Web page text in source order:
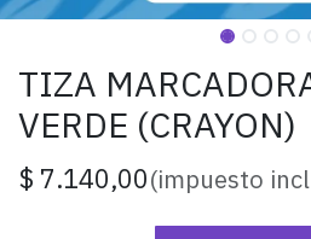
TIZA
VERDE (CRAYON)
$ 7.140,00(impuesto